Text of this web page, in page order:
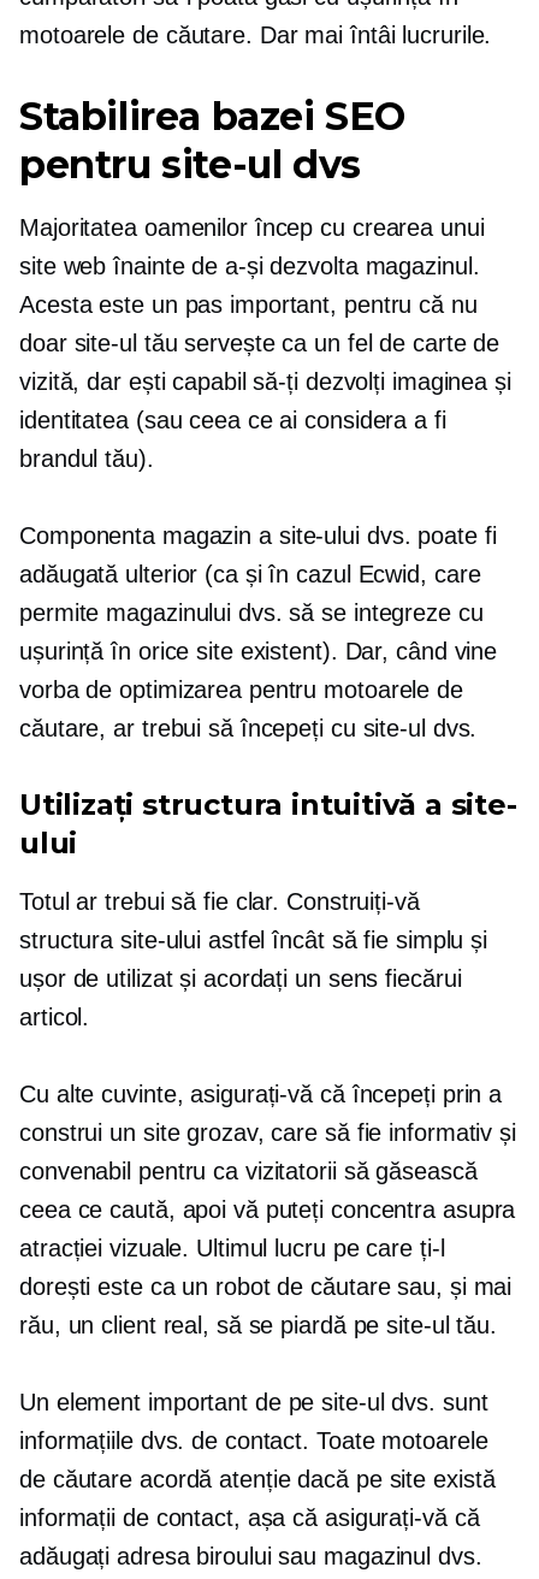
motoarele de căutare. Dar mai întâi lucrurile.
Stabilirea bazei SEO
pentru site-ul dvs
Majoritatea oamenilor încep cu crearea unui
site web înainte de a-și dezvolta magazinul.
Acesta este un pas important, pentru că nu
doar site-ul tău servește ca un fel de carte de
vizită, dar ești capabil să-ți dezvolți imaginea și
identitatea (sau ceea ce ai considera a fi
brandul tău).
Componenta magazin a site-ului dvs. poate fi
adăugată ulterior (ca și în cazul Ecwid, care
permite magazinului dvs. să se integreze cu
ușurință în orice site existent). Dar, când vine
vorba de optimizarea pentru motoarele de
căutare, ar trebui să începeți cu site-ul dvs.
Utilizați structura intuitivă a site-
ului
Totul ar trebui să fie clar. Construiți-vă
structura site-ului astfel încât să fie simplu și
ușor de utilizat și acordați un sens fiecărui
articol.
Cu alte cuvinte, asigurați-vă că începeți prin a
construi un site grozav, care să fie informativ și
convenabil pentru ca vizitatorii să găsească
ceea ce caută, apoi vă puteți concentra asupra
atracției vizuale. Ultimul lucru pe care ți-l
dorești este ca un robot de căutare sau, și mai
rău, un client real, să se piardă pe site-ul tău.
Un element important de pe site-ul dvs. sunt
informațiile dvs. de contact. Toate motoarele
de căutare acordă atenție dacă pe site există
informații de contact, așa că asigurați-vă că
adăugați adresa biroului sau magazinul dvs.